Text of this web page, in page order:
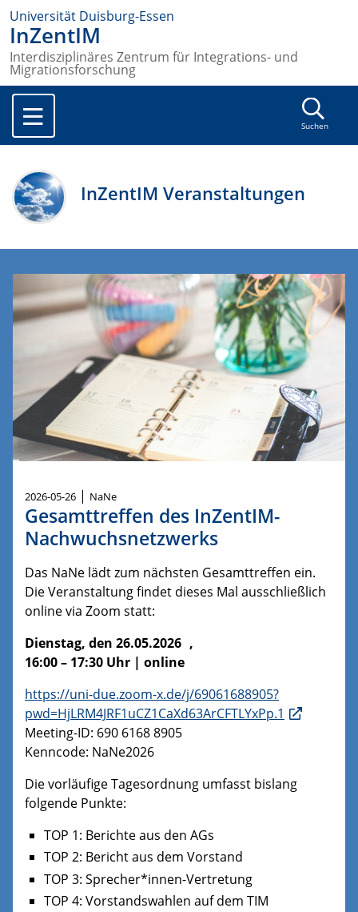
Universität Duisburg-Essen
InZentIM
Interdisziplinäres Zentrum für Integrations- und
Migrationsforschung
Suchen
InZentIM Veranstaltungen
2026-05-26 | NaNe
Gesamttreffen des InZentIM-
Nachwuchsnetzwerks
Das NaNe lädt zum nächsten Gesamttreffen ein.
Die Veranstaltung findet dieses Mal ausschließlich
online via Zoom statt:
Dienstag, den 26.05.2026 ,
16:00 – 17:30 Uhr | online
https://uni-due.zoom-x.de/j/69061688905?
pwd=HjLRM4JRF1uCZ1CaXd63ArCFTLYxPp.1
Meeting-ID: 690 6168 8905
Kenncode: NaNe2026
Die vorläufige Tagesordnung umfasst bislang
folgende Punkte:
TOP 1: Berichte aus den AGs
TOP 2: Bericht aus dem Vorstand
TOP 3: Sprecher*innen-Vertretung
TOP 4: Vorstandswahlen auf dem TIM